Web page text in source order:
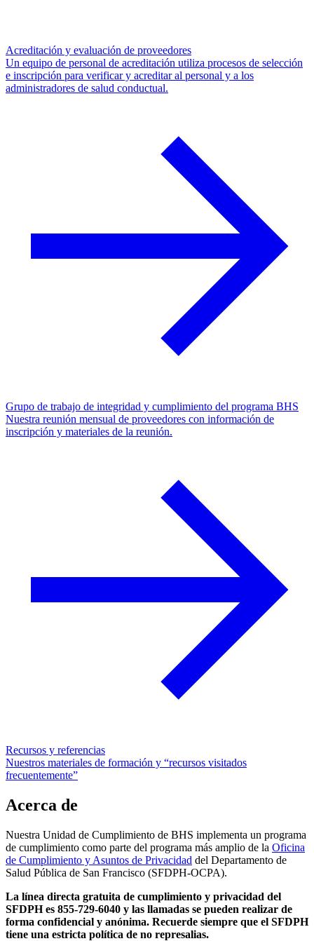
Acreditación y evaluación de proveedores
Un equipo de personal de acreditación utiliza procesos de selección
e inscripción para verificar y acreditar al personal y a los
administradores de salud conductual.
Grupo de trabajo de integridad y cumplimiento del programa BHS
Nuestra reunión mensual de proveedores con información de
inscripción y materiales de la reunión.
Recursos y referencias
Nuestros materiales de formación y “recursos visitados
frecuentemente”
Acerca de
Nuestra Unidad de Cumplimiento de BHS implementa un programa
de cumplimiento como parte del programa más amplio de la Oficina
de Cumplimiento y Asuntos de Privacidad del Departamento de
Salud Pública de San Francisco (SFDPH-OCPA).
La línea directa gratuita de cumplimiento y privacidad del
SFDPH es 855-729-6040 y las llamadas se pueden realizar de
forma confidencial y anónima. Recuerde siempre que el SFDPH
tiene una estricta política de no represalias.